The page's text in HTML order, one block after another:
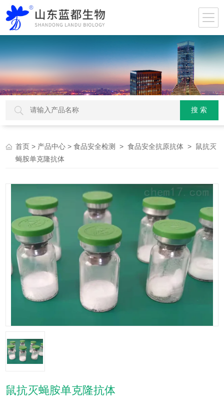
首页 > 产品中心 >食品安全检测 >食品安全抗原抗体 > 鼠抗灭
蝇胺单克隆抗体
鼠抗灭蝇胺单克隆抗体